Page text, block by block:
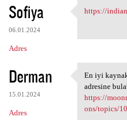
Sofiya
06.01.2024
Adres
https://
https://
Derman
15.01.2024
Adres
En iyi
En iyi
adresine
https://
ons/topics/